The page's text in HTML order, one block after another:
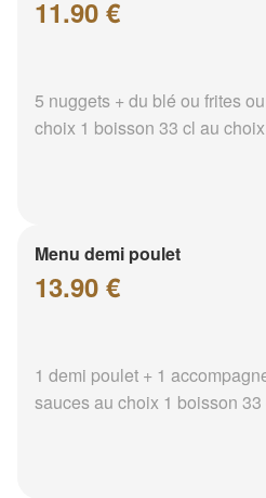
11.90 €
5 nuggets + du blé ou frites
choix 1 boisson 33 cl au choix
Menu demi poulet
13.90 €
1 demi poulet + 1
sauces au choix 1 boisson